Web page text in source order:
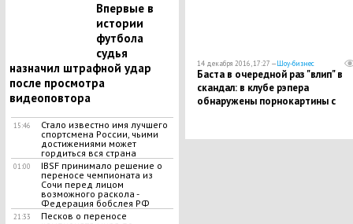
Впервые в
истории
футбола
судья
назначил штрафной удар
после просмотра
видеоповтора
15:46
Стало известно имя лучшего
спортсмена России, чьими
достижениями может
гордиться вся страна
01:00
IBSF принимало решение о
переносе чемпионата из
Сочи перед лицом
возможного раскола -
Федерация бобслея РФ
21:33
Песков о переносе
14 декабря 2016, 17:27 —Шоу-бизнес
Баста в очередной раз "влип" в
скандал: в клубе рэпера
обнаружены порнокартины с